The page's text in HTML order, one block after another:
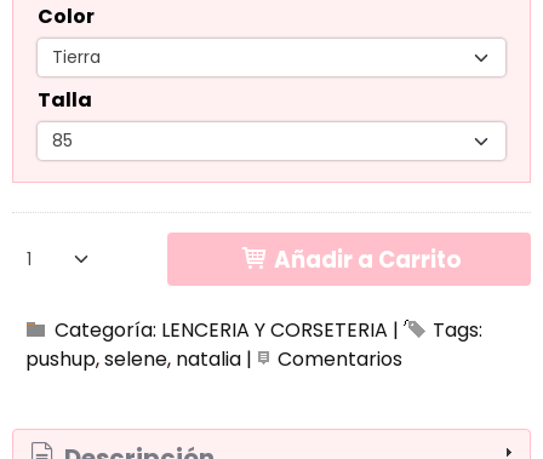
Color
Talla
Añadir a Carrito
Categoría: LENCERIA Y CORSETERIA |
Tags:
pushup selene natalia | Comentarios